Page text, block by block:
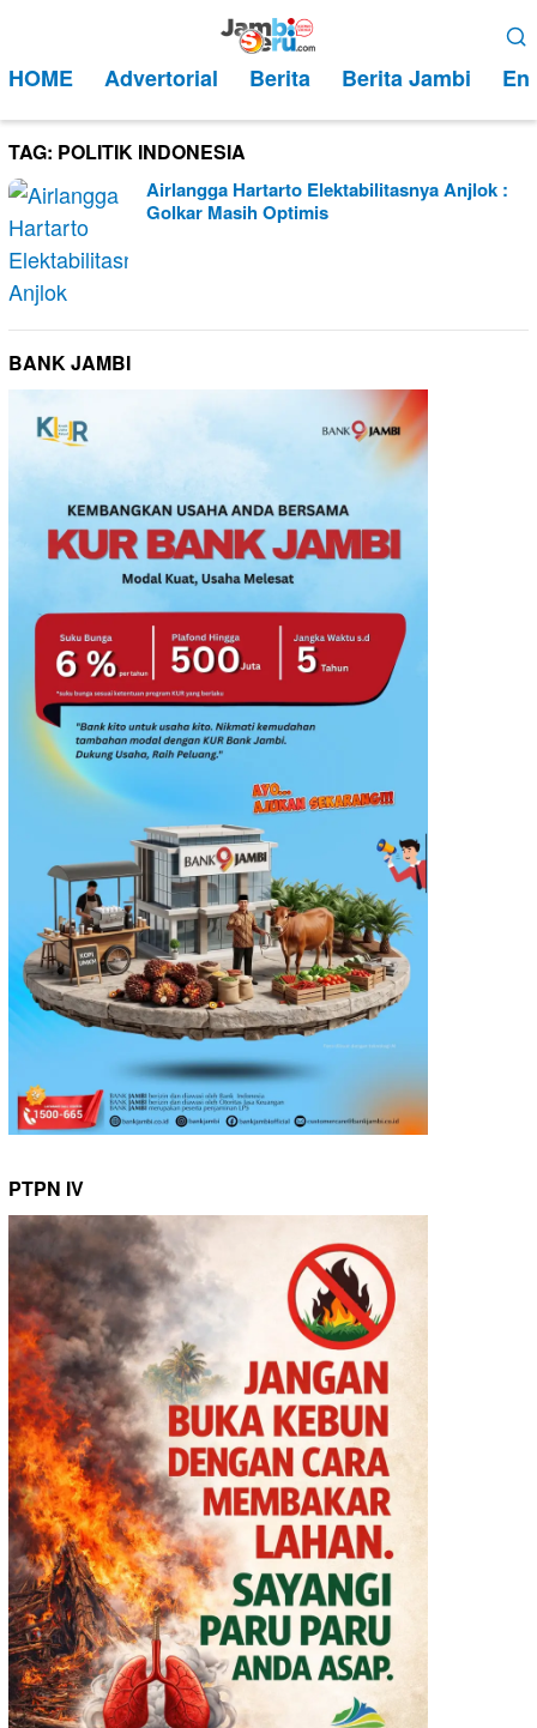
kontenMobile
HOME Advertorial Berita Berita Jambi
TAG: POLITIK INDONESIA
Airlangga Hartarto Elektabilitasnya Anjlok :
Golkar Masih Optimis
BANK JAMBI
PTPN IV